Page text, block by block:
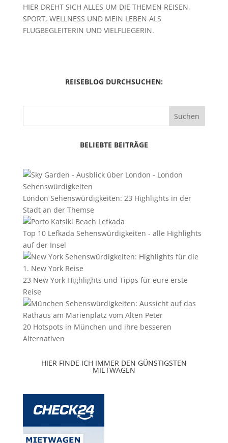
HIER DREHT SICH ALLES UM DIE THEMEN REISEN,
SPORT, WELLNESS UND MEIN LEBEN ALS
FLUGBEGLEITERIN UND VIELFLIEGERIN.
REISEBLOG DURCHSUCHEN:
Suchen
BELIEBTE BEITRÄGE
London Sehenswürdigkeiten: 23 Highlights in der
Stadt an der Themse
Top 10 Lefkada Sehenswürdigkeiten - alle Highlights
auf der Insel
23 New York Highlights und Tipps für eure erste
Reise
20 Hotspots in München und ihre besseren
Alternativen
HIER FINDE ICH IMMER DEN GÜNSTIGSTEN
MIETWAGEN